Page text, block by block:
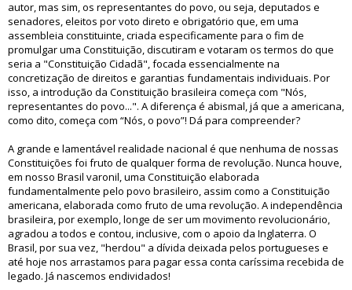
autor, mas sim, os representantes do povo, ou seja, deputados e
senadores, eleitos por voto direto e obrigatório que, em uma
assembleia constituinte, criada especificamente para o fim de
promulgar uma Constituição, discutiram e votaram os termos do que
seria a "Constituição Cidadã", focada essencialmente na
concretização de direitos e garantias fundamentais individuais. Por
isso, a introdução da Constituição brasileira começa com "Nós,
representantes do povo...". A diferença é abismal, já que a americana,
como dito, começa com “Nós, o povo”! Dá para compreender?
A grande e lamentável realidade nacional é que nenhuma de nossas
Constituições foi fruto de qualquer forma de revolução. Nunca houve,
em nosso Brasil varonil, uma Constituição elaborada
fundamentalmente pelo povo brasileiro, assim como a Constituição
americana, elaborada como fruto de uma revolução. A independência
brasileira, por exemplo, longe de ser um movimento revolucionário,
agradou a todos e contou, inclusive, com o apoio da Inglaterra. O
Brasil, por sua vez, "herdou" a dívida deixada pelos portugueses e
até hoje nos arrastamos para pagar essa conta caríssima recebida de
legado. Já nascemos endividados!